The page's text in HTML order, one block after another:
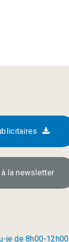
à la newsletter
je de 8h00-12h00